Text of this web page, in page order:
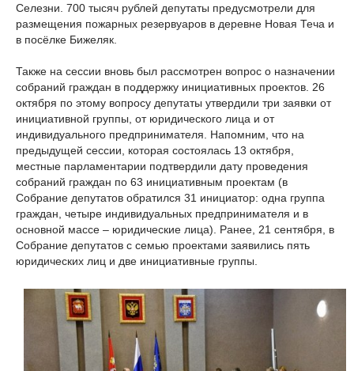
Селезни. 700 тысяч рублей депутаты предусмотрели для
размещения пожарных резервуаров в деревне Новая Теча и
в посёлке Бижеляк.
Также на сессии вновь был рассмотрен вопрос о назначении
собраний граждан в поддержку инициативных проектов. 26
октября по этому вопросу депутаты утвердили три заявки от
инициативной группы, от юридического лица и от
индивидуального предпринимателя. Напомним, что на
предыдущей сессии, которая состоялась 13 октября,
местные парламентарии подтвердили дату проведения
собраний граждан по 63 инициативным проектам (в
Собрание депутатов обратился 31 инициатор: одна группа
граждан, четыре индивидуальных предпринимателя и в
основной массе – юридические лица). Ранее, 21 сентября, в
Собрание депутатов с семью проектами заявились пять
юридических лиц и две инициативные группы.